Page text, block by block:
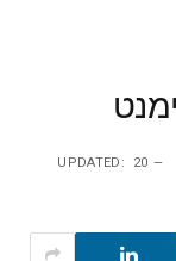
UPDATED: 20